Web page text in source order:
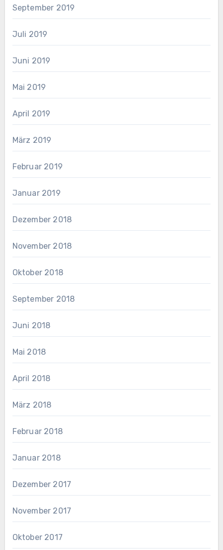
September 2019
Juli 2019
Juni 2019
Mai 2019
April 2019
März 2019
Februar 2019
Januar 2019
Dezember 2018
November 2018
Oktober 2018
September 2018
Juni 2018
Mai 2018
April 2018
März 2018
Februar 2018
Januar 2018
Dezember 2017
November 2017
Oktober 2017